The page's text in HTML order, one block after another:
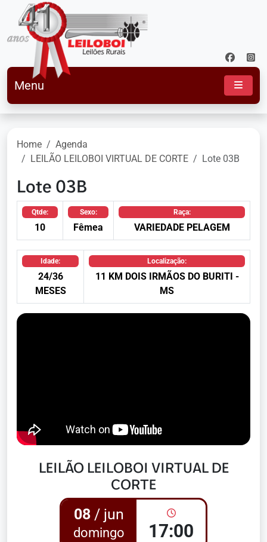
Menu
Home
Agenda
LEILÃO LEILOBOI VIRTUAL DE CORTE
Lote 03B
Lote 03B
Qtde:
10
Sexo:
Fêmea
Raça:
VARIEDADE PELAGEM
Idade:
24/36
MESES
Localização:
11 KM DOIS IRMÃOS DO BURITI -
MS
LEILÃO LEILOBOI VIRTUAL DE
CORTE
08 / jun
domingo 17:00